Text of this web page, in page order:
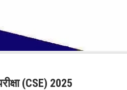
(CSE) 2025